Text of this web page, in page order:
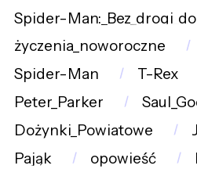
Spider-
życzenia_noworoczne
Spider-Man
T-Rex
Peter_Parker
Dożynki_Powiatowe
Pająk
opowieść